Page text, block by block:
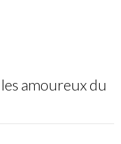
amoureux du